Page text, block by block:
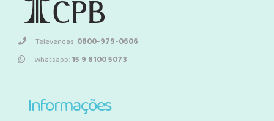
Televendas:0800-979-0606
Whatsapp:15 9 8100 5073
Informações